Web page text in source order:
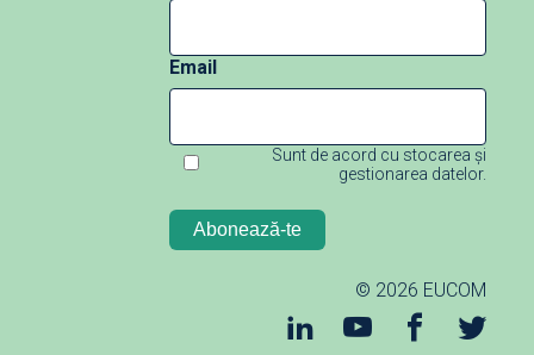
Email
Sunt de acord cu stocarea și
gestionarea datelor.
© 2026 EUCOM